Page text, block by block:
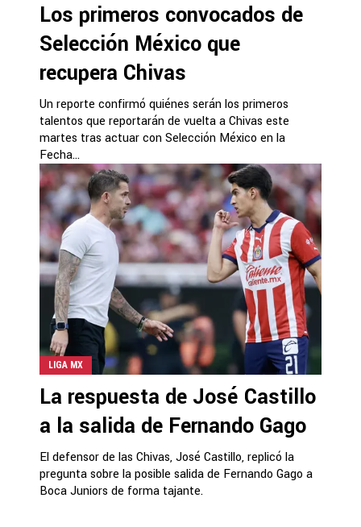
Los primeros convocados de
Selección México que
recupera Chivas
Un reporte confirmó quiénes serán los primeros
talentos que reportarán de vuelta a Chivas este
martes tras actuar con Selección México en la
Fecha...
LIGA MX
La respuesta de José Castillo
a la salida de Fernando Gago
El defensor de las Chivas, José Castillo, replicó la
pregunta sobre la posible salida de Fernando Gago a
Boca Juniors de forma tajante.